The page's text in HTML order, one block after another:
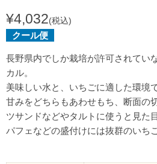
¥4,032(税込)
クール便
長野県内でしか栽培が許可されてい
カル。
美味しい水と、いちごに適した環境
甘みをどちらもあわせもち、断面の
ツサンドなどやタルトに使うと見た
パフェなどの盛付けには抜群のいちご